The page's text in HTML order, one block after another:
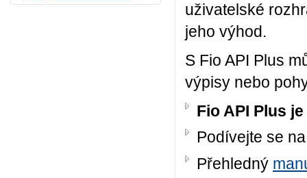
uživatelské
jeho výhod.
S Fio API Plus
výpisy nebo
Fio API Plus
Podívejte se
Přehledný